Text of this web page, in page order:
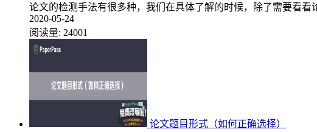
论文的检测手法有很多种，我们在具体了解的时候，除了需要看
2020-05-24
阅读量: 24001
论文题目形式（如何正确选择）